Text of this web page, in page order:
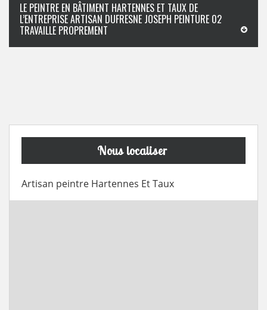
LE PEINTRE EN BÂTIMENT HARTENNES ET TAUX DE
L’ENTREPRISE ARTISAN DUFRESNE JOSEPH PEINTURE 02
TRAVAILLE PROPREMENT
Nous localiser
Artisan peintre Hartennes Et Taux